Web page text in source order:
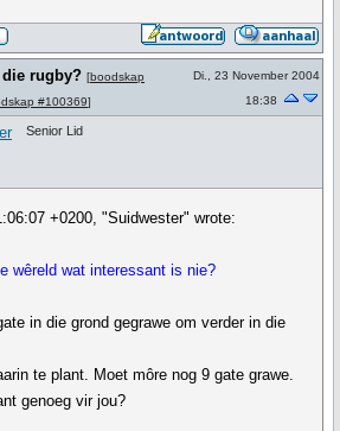
die rugby? [boodskap
#100369]
Di., 23 November 2004
18:38
Senior Lid
+0200, "Suidwester" wrote:
wêreld wat interessant is nie?
in die grond gegrawe om verder in die
te plant. Moet môre nog 9 gate grawe.
genoeg vir jou?